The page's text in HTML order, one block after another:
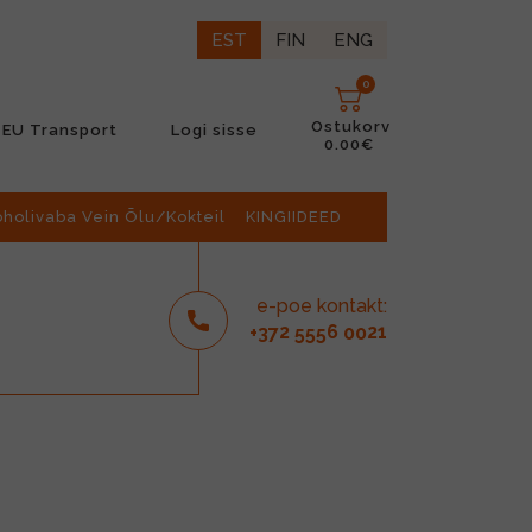
EST FIN ENG
EU Transport Logi sisse
0
Ostukorv
0.00€
Vein Õlu/Kokteil KINGIIDEED
e-poe kontakt:
+372 5556 0021